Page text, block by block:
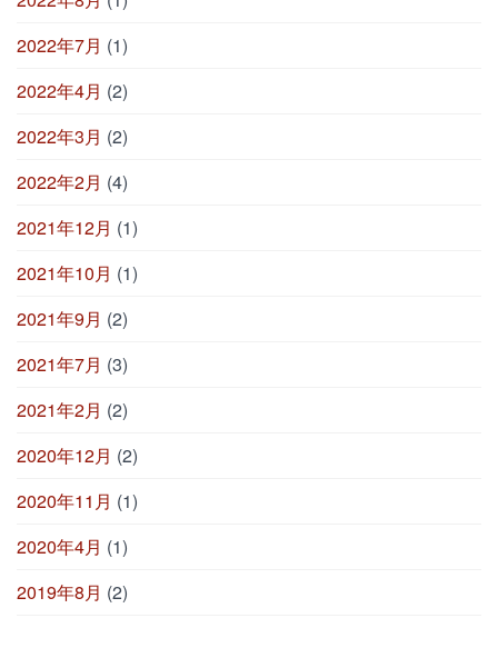
2022年7月 (1)
2022年4月 (2)
2022年3月 (2)
2022年2月 (4)
2021年12月 (1)
2021年10月 (1)
2021年9月 (2)
2021年7月 (3)
2021年2月 (2)
2020年12月 (2)
2020年11月 (1)
2020年4月 (1)
2019年8月 (2)